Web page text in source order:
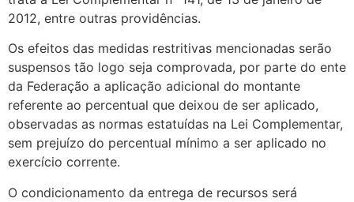
2012, entre outras providências.
Os efeitos das medidas restritivas mencionadas serão
suspensos tão logo seja comprovada, por parte do ente
da Federação a aplicação adicional do montante
referente ao percentual que deixou de ser aplicado,
observadas as normas estatuídas na Lei Complementar,
sem prejuízo do percentual mínimo a ser aplicado no
exercício corrente.
O condicionamento da entrega de recursos será